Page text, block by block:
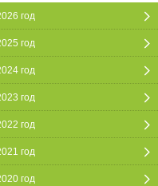
год
год
год
год
год
год
год